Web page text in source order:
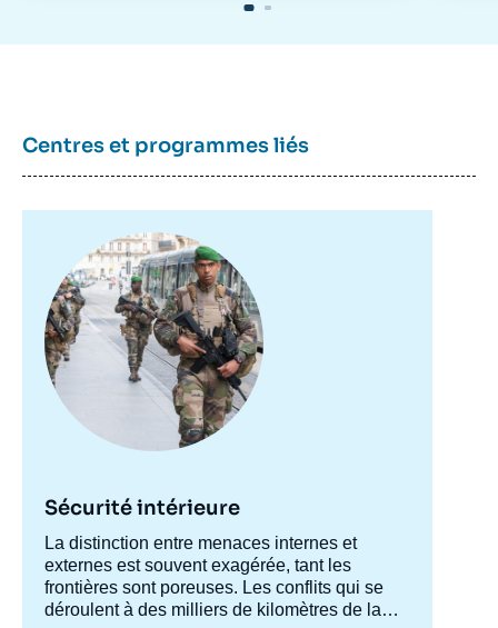
Centres et programmes liés
principale
Sécurité intérieure
Accroche
centre
La distinction entre menaces internes et
externes est souvent exagérée, tant les
frontières sont poreuses. Les conflits qui se
déroulent à des milliers de kilomètres de la